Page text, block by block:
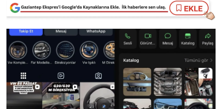
Yemek